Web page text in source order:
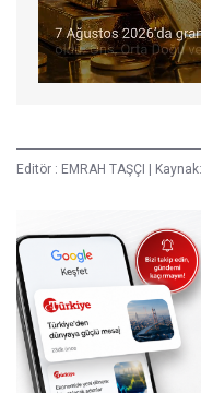
Editör : EMRAH TAŞÇI